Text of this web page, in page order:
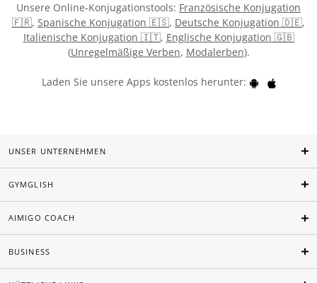
Unsere Online-Konjugationstools: Französische Konjugation
🇫🇷, Spanische Konjugation 🇪🇸, Deutsche Konjugation 🇩🇪,
Italienische Konjugation 🇮🇹, Englische Konjugation 🇬🇧
(Unregelmäßige Verben, Modalerben).
Laden Sie unsere Apps kostenlos herunter:
UNSER UNTERNEHMEN
GYMGLISH
AIMIGO COACH
BUSINESS